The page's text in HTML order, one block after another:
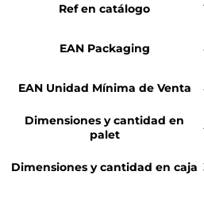
Ref en catálogo
EAN Packaging
EAN Unidad Mínima de Venta
Dimensiones y cantidad en
palet
Dimensiones y cantidad en caja